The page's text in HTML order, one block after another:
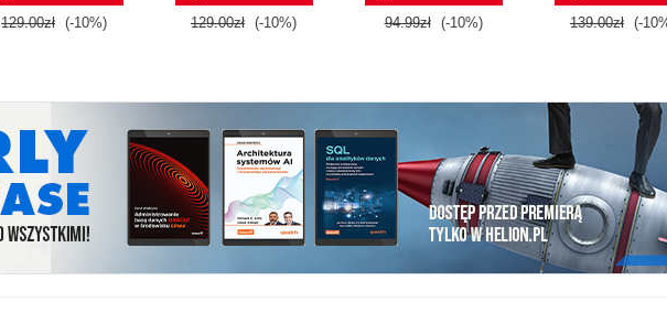
129.00zł (-10%) 129.00zł (-10%) 94.99zł (-10%) 139.00zł (-